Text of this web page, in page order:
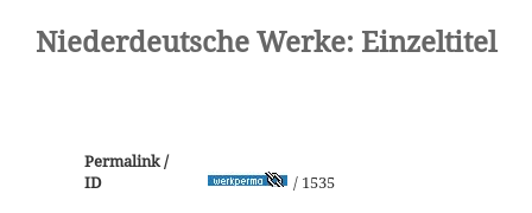
Niederdeutsche Werke: Einzeltitel
Permalink /
ID
/ 1535